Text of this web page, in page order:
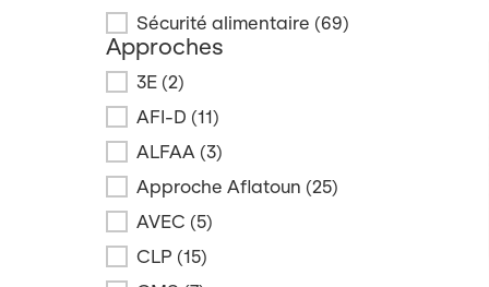
Sécurité alimentaire (69)
Approches
Approches
3E (2)
AFI-D (11)
ALFAA (3)
Approche Aflatoun (25)
AVEC (5)
CLP (15)